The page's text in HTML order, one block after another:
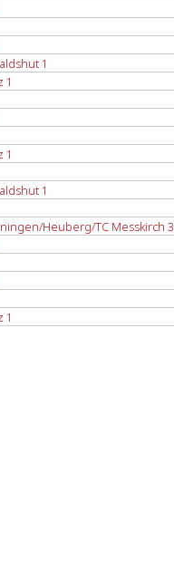
1
1
1
1
Heuberg/TC Messkirch 3
1